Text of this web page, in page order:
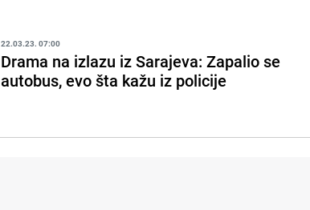
22.03.23. 07:00
Drama na izlazu iz Sarajeva: Zapalio se
autobus, evo šta kažu iz policije